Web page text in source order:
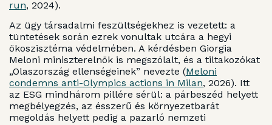
run, 2024).
Az ügy társadalmi feszültségekhez is vezetett: a
tüntetések során ezrek vonultak utcára a hegyi
ökoszisztéma védelmében. A kérdésben Giorgia
Meloni miniszterelnök is megszólalt, és a tiltakozókat
„Olaszország ellenségeinek” nevezte (Meloni
condemns anti-Olympics actions in Milan, 2026). Itt
az ESG mindhárom pillére sérül: a párbeszéd helyett
megbélyegzés, az ésszerű és környezetbarát
megoldás helyett pedig a pazarló nemzeti